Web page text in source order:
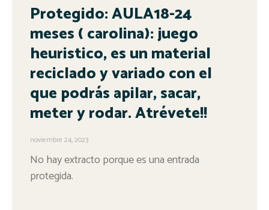
Protegido: AULA18-24
meses ( carolina): juego
heuristico, es un material
reciclado y variado con el
que podrás apilar, sacar,
meter y rodar. Atrévete!!
noviembre 24, 2023
No hay extracto porque es una entrada
protegida.